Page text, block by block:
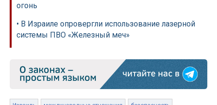
огонь
• В Израиле опровергли использование лазерной
системы ПВО «Железный меч»